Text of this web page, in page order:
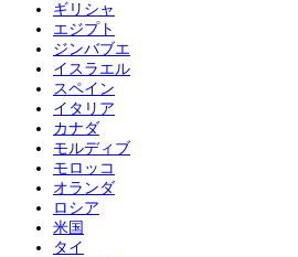
ギリシャ
エジプト
ジンバブエ
イスラエル
スペイン
イタリア
カナダ
モルディブ
モロッコ
オランダ
ロシア
米国
タイ